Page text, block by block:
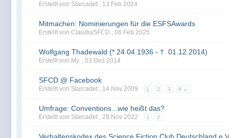
Erstellt von Starcadet , 13 Feb 2024
Mitmachen: Nominierungen für die ESFSAwards
Erstellt von ClaudiaSFCD , 06 Feb 2025
Wolfgang Thadewald (* 24.04.1936 - † 01.12.2014)
Erstellt von My. , 03 Dez 2014
SFCD @ Facebook
Erstellt von Starcadet , 14 Nov 2009 1 2 3 8 →
Umfrage: Conventions...wie heißt das?
Erstellt von Starcadet , 29 Nov 2022 1 2